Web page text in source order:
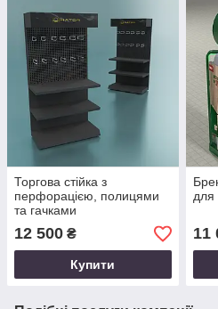
Торгова стійка з
перфорацією, полицями
та гачками
12 500 ₴
Купити
для
11